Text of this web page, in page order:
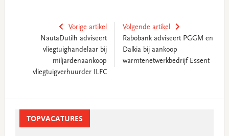
Vorige artikel
NautaDutilh adviseert
vliegtuighandelaar bij
miljardenaankoop
vliegtuigverhuurder ILFC
Volgende artikel
Rabobank adviseert PGGM en
Dalkia bij aankoop
warmtenetwerkbedrijf Essent
SidebarTOPVACATURES